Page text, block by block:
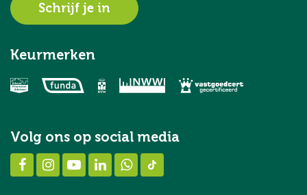
Schrijf je in
Keurmerken
Volg ons op social media